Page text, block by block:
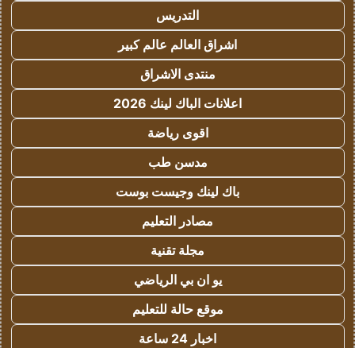
التدريس
اشراق العالم عالم كبير
منتدى الاشراق
اعلانات الباك لينك 2026
اقوى رياضة
مدسن طب
باك لينك وجيست بوست
مصادر التعليم
مجلة تقنية
يو ان بي الرياضي
موقع حالة للتعليم
اخبار 24 ساعة